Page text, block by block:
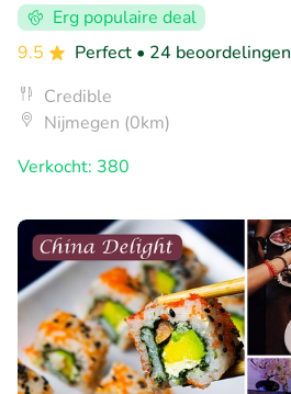
Erg populaire deal
9.5
Perfect • 24 beoordelingen
Credible
Nijmegen (0km)
Verkocht: 380